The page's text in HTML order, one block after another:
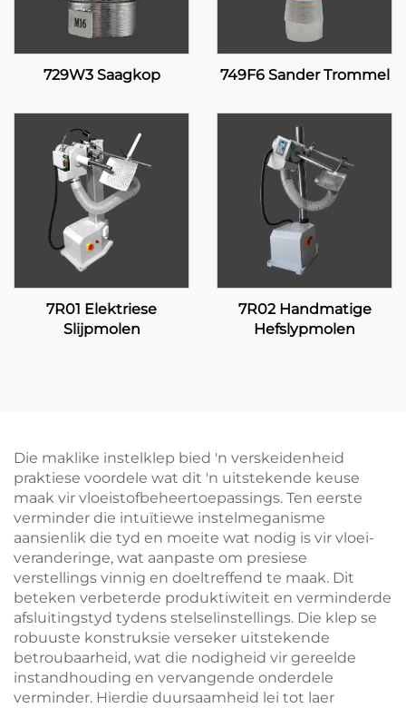
729W3 Saagkop 749F6 Sander Trommel
7R01 Elektriese
Slijpmolen
7R02 Handmatige
Hefslypmolen
Die maklike instelklep bied 'n verskeidenheid
praktiese voordele wat dit 'n uitstekende keuse
maak vir vloeistofbeheertoepassings. Ten eerste
verminder die intuïtiewe instelmeganisme
aansienlik die tyd en moeite wat nodig is vir vloei-
veranderinge, wat aanpaste om presiese
verstellings vinnig en doeltreffend te maak. Dit
beteken verbeterde produktiwiteit en verminderde
afsluitingstyd tydens stelselinstellings. Die klep se
robuuste konstruksie verseker uitstekende
betroubaarheid, wat die nodigheid vir gereelde
instandhouding en vervangende onderdele
verminder. Hierdie duursaamheid lei tot laer